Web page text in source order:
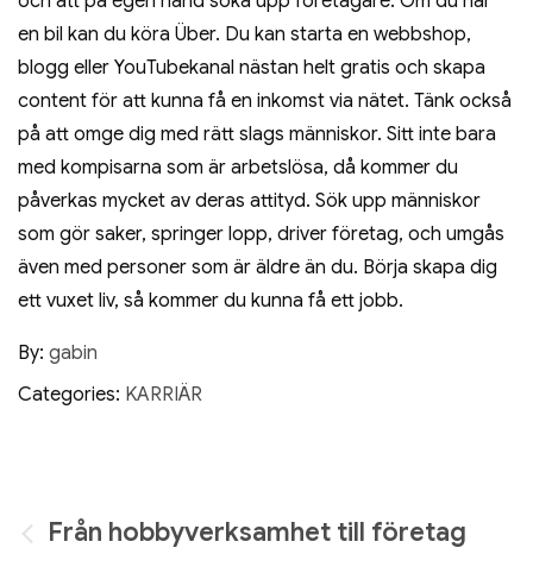
en bil kan du köra Über. Du kan starta en webbshop,
blogg eller YouTubekanal nästan helt gratis och skapa
content för att kunna få en inkomst via nätet. Tänk också
på att omge dig med rätt slags människor. Sitt inte bara
med kompisarna som är arbetslösa, då kommer du
påverkas mycket av deras attityd. Sök upp människor
som gör saker, springer lopp, driver företag, och umgås
även med personer som är äldre än du. Börja skapa dig
ett vuxet liv, så kommer du kunna få ett jobb.
By: gabin
Categories: KARRIÄR
Inläggsnavigering
Från hobbyverksamhet till företag